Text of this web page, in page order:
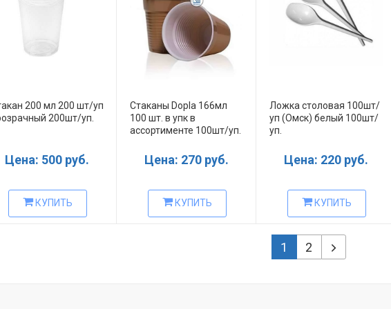
200 мл 200 шт/уп
200шт/уп.
Цена: 500 руб.
КУПИТЬ
Стаканы Dopla 166мл
100 шт. в упк в
ассортименте 100шт/уп.
Цена: 270 руб.
КУПИТЬ
Ложка столовая 100шт/
уп (Омск) белый 100шт/
уп.
Цена: 220 руб.
КУПИТЬ
1 2